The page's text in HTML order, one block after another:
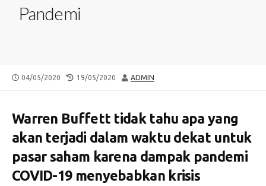
Pandemi
PUBLISHED
04/05/2020
LAST
19/05/2020 AUTHOR
ADMIN
Warren Buffett tidak tahu apa yang
akan terjadi dalam waktu dekat untuk
pasar saham karena dampak pandemi
COVID-19 menyebabkan krisis